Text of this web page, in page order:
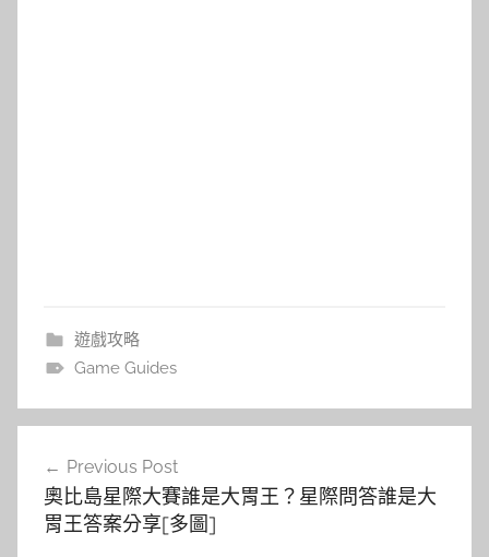
遊戲攻略
Game Guides
Previous Post
奧比島星際大賽誰是大胃王？星際問答誰是大
胃王答案分享[多圖]